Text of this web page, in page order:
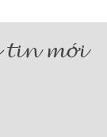
tin mới